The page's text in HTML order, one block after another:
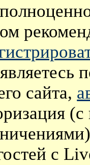
сайта,
с